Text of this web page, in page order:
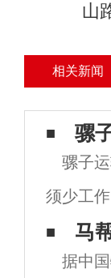
山
相关新闻
骡
骡子
须少工
劳。他
然环境
马
据中